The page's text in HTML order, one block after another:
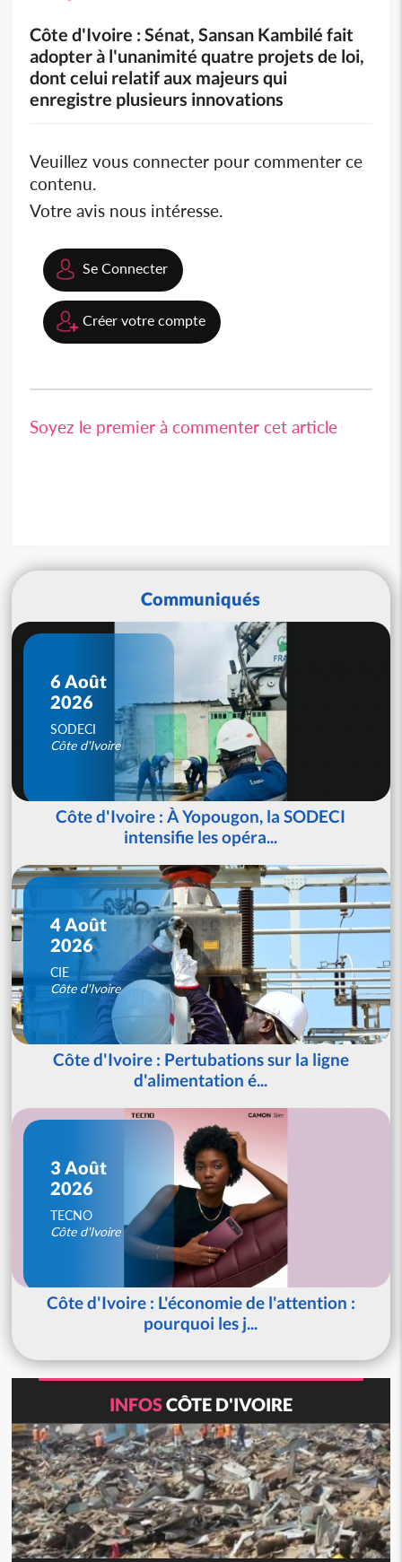
Côte d'Ivoire : Sénat, Sansan Kambilé fait
adopter à l'unanimité quatre projets de loi,
dont celui relatif aux majeurs qui
enregistre plusieurs innovations
Veuillez vous connecter pour commenter ce
contenu.
Votre avis nous intéresse.
Se Connecter
Créer votre compte
Soyez le premier à commenter cet article
Communiqués
6 Août
2026
SODECI
Côte d'Ivoire
Côte d'Ivoire : À Yopougon, la SODECI
intensifie les opéra...
4 Août
2026
CIE
Côte d'Ivoire
Côte d'Ivoire : Pertubations sur la ligne
d'alimentation é...
3 Août
2026
TECNO
Côte d'Ivoire
Côte d'Ivoire : L'économie de l'attention :
pourquoi les j...
INFOSCÔTE D'IVOIRE